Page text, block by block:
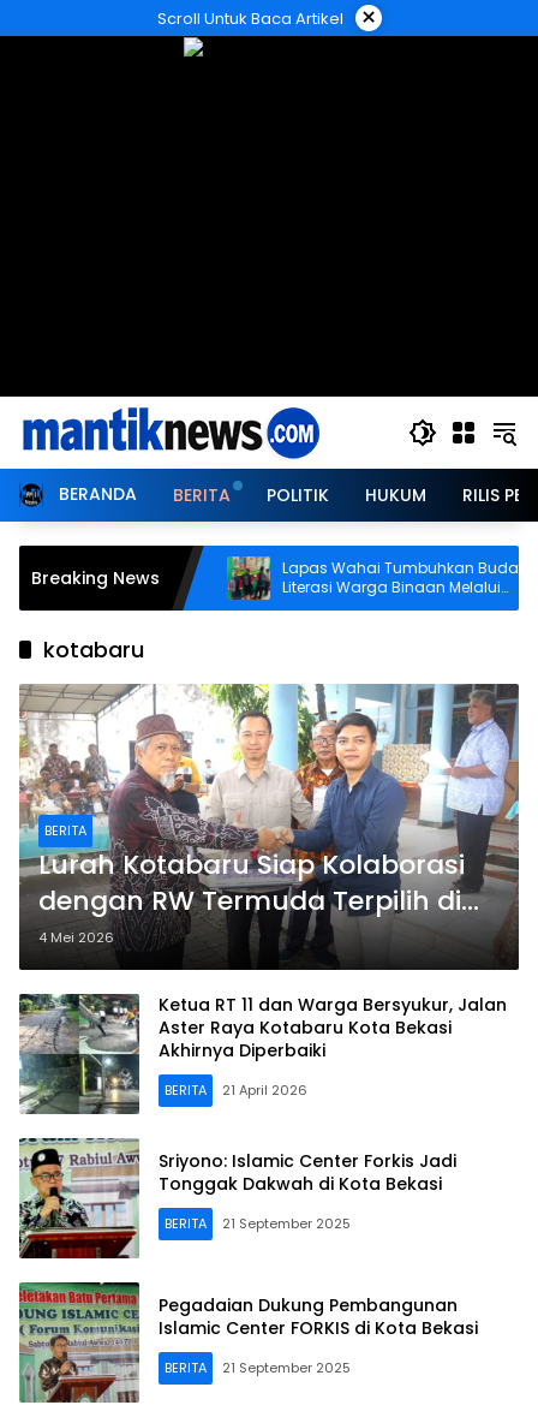
ke
Scroll Untuk Baca Artikel ×
BERANDA BERITA POLITIK HUKUM RILIS
Breaking News
Binaan, Lapas
Tomat
Lapas Wahai Tumbuhkan Budaya
Literasi Warga Binaan Melalui
Perpustakaan
kotabaru
BERITA
Lurah Kotabaru Siap Kolaborasi
dengan RW Termuda Terpilih di
Wilayahnya
4 Mei 2026
Ketua RT 11 dan Warga Bersyukur, Jalan
Aster Raya Kotabaru Kota Bekasi
Akhirnya Diperbaiki
BERITA 21 April 2026
Sriyono: Islamic Center Forkis Jadi
Tonggak Dakwah di Kota Bekasi
BERITA 21 September 2025
Pegadaian Dukung Pembangunan
Islamic Center FORKIS di Kota Bekasi
BERITA 21 September 2025